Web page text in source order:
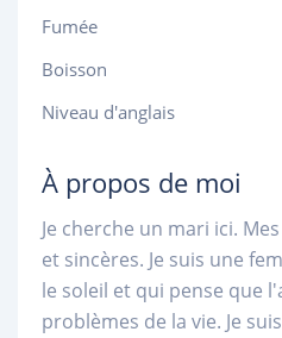
Fumée
Boisson
Niveau d'anglais
À propos de moi
Je cherche un mari ici.
et sincères. Je suis une
le soleil et qui pense que
problèmes de la vie. Je